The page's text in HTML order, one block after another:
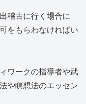
稽古に行く場合に
をもらわなければい
ワークの指導者や武
や瞑想法のエッセン